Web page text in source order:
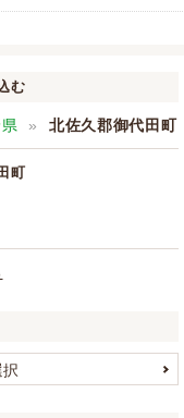
む
北佐久郡御代田町
町